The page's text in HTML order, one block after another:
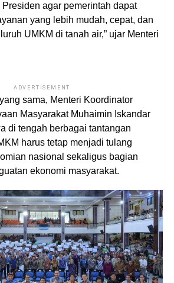
agar pemerintah dapat
yang lebih mudah, cepat, dan
UMKM di tanah air,” ujar Menteri
ADVERTISEMENT
sama, Menteri Koordinator
Masyarakat Muhaimin Iskandar
di tengah berbagai tantangan
harus tetap menjadi tulang
nasional sekaligus bagian
ekonomi masyarakat.